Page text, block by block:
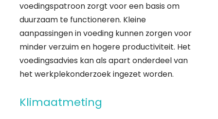
voedingspatroon zorgt voor een basis om
duurzaam te functioneren. Kleine
aanpassingen in voeding kunnen zorgen voor
minder verzuim en hogere productiviteit. Het
voedingsadvies kan als apart onderdeel van
het werkplekonderzoek ingezet worden.
Klimaatmeting